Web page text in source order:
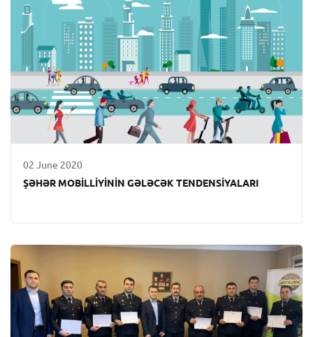
02 June 2020
ŞƏHƏR MOBİLLİYİNİN GƏLƏCƏK TENDENSİYALARI